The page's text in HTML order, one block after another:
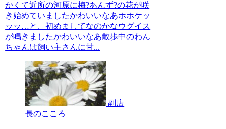
かくて近所の河原に梅?あんず?の花が咲
き始めていましたかわいいなあホホケッ
ッッ…と、初めましてなのかなウグイス
が鳴きましたかわいいなあ散歩中のわん
ちゃんは飼い主さんに甘...
副店
長のこころ